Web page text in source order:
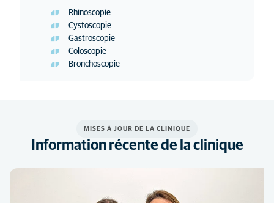
Rhinoscopie
Cystoscopie
Gastroscopie
Coloscopie
Bronchoscopie
MISES À JOUR DE LA CLINIQUE
Information récente de la clinique